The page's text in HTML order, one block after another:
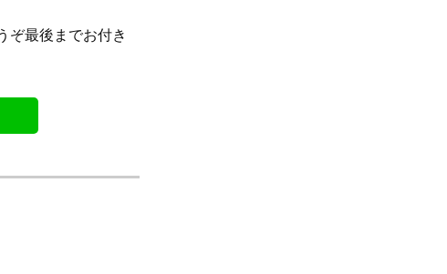
ぞ最後までお付き